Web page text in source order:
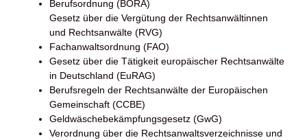
Berufsordnung (BORA)
Gesetz über die Vergütung der Rechtsanwältinnen
und Rechtsanwälte (RVG)
Fachanwaltsordnung (FAO)
Gesetz über die Tätigkeit europäischer Rechtsanwälte
in Deutschland (EuRAG)
Berufsregeln der Rechtsanwälte der Europäischen
Gemeinschaft (CCBE)
Geldwäschebekämpfungsgesetz (GwG)
Verordnung über die Rechtsanwaltsverzeichnisse und